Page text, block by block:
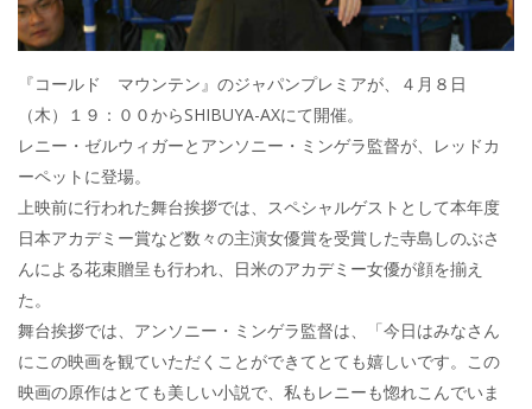
『コールド マウンテン』のジャパンプレミアが、４月８日
（木）１９：００からSHIBUYA-AXにて開催。
レニー・ゼルウィガーとアンソニー・ミンゲラ監督が、レッドカ
ーペットに登場。
上映前に行われた舞台挨拶では、スペシャルゲストとして本年度
日本アカデミー賞など数々の主演女優賞を受賞した寺島しのぶさ
んによる花束贈呈も行われ、日米のアカデミー女優が顔を揃え
た。
舞台挨拶では、アンソニー・ミンゲラ監督は、「今日はみなさん
にこの映画を観ていただくことができてとても嬉しいです。この
映画の原作はとても美しい小説で、私もレニーも惚れこんでいま